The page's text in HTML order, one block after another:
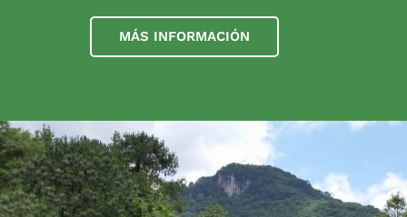
MÁS INFORMACIÓN